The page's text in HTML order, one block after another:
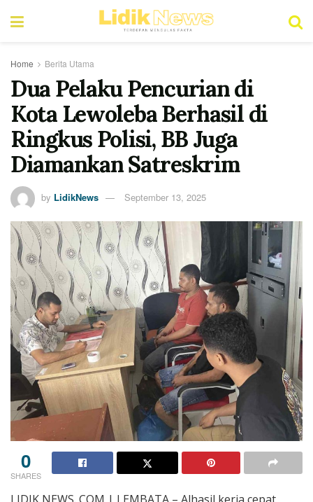
Home Berita Utama
Dua Pelaku Pencurian di
Kota Lewoleba Berhasil di
Ringkus Polisi, BB Juga
Diamankan Satreskrim
by LidikNews September 13, 2025
0
SHARES
LIDIK NEWS. COM | LEMBATA – Alhasil kerja cepat